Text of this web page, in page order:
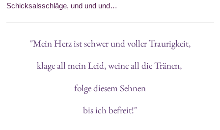
Schicksalsschläge, und und und…
"Mein Herz ist schwer und voller Traurigkeit,
klage all mein Leid, weine all die Tränen,
folge diesem Sehnen
bis ich befreit!"